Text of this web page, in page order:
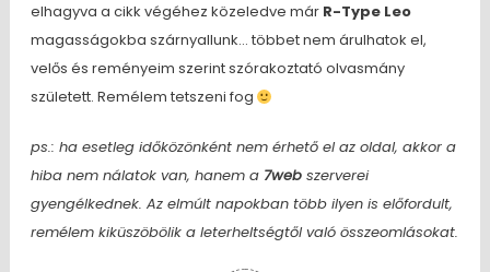
elhagyva a cikk végéhez közeledve már R-Type Leo
magasságokba szárnyallunk… többet nem árulhatok el,
velős és reményeim szerint szórakoztató olvasmány
született. Remélem tetszeni fog
ps.: ha esetleg időközönként nem érhető el az oldal, akkor a
hiba nem nálatok van, hanem a 7webszerverei
gyengélkednek. Az elmúlt napokban több ilyen is előfordult,
remélem kiküszöbölik a leterheltségtől való összeomlásokat.